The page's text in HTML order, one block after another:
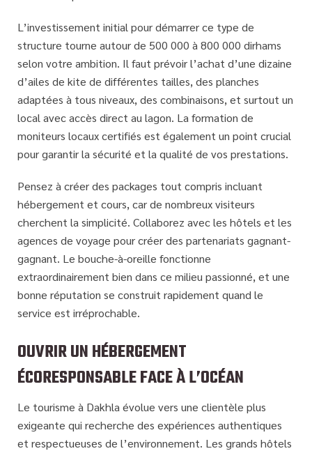
L’investissement initial pour démarrer ce type de
structure tourne autour de 500 000 à 800 000 dirhams
selon votre ambition. Il faut prévoir l’achat d’une dizaine
d’ailes de kite de différentes tailles, des planches
adaptées à tous niveaux, des combinaisons, et surtout un
local avec accès direct au lagon. La formation de
moniteurs locaux certifiés est également un point crucial
pour garantir la sécurité et la qualité de vos prestations.
Pensez à créer des packages tout compris incluant
hébergement et cours, car de nombreux visiteurs
cherchent la simplicité. Collaborez avec les hôtels et les
agences de voyage pour créer des partenariats gagnant-
gagnant. Le bouche-à-oreille fonctionne
extraordinairement bien dans ce milieu passionné, et une
bonne réputation se construit rapidement quand le
service est irréprochable.
OUVRIR UN HÉBERGEMENT
ÉCORESPONSABLE FACE À L’OCÉAN
Le tourisme à Dakhla évolue vers une clientèle plus
exigeante qui recherche des expériences authentiques
et respectueuses de l’environnement. Les grands hôtels